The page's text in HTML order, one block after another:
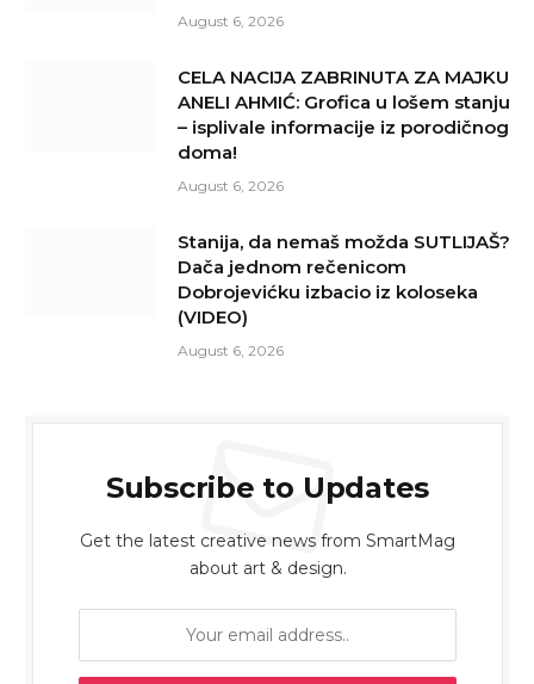
August 6, 2026
CELA NACIJA ZABRINUTA ZA MAJKU
ANELI AHMIĆ: Grofica u lošem stanju
– isplivale informacije iz porodičnog
doma!
August 6, 2026
Stanija, da nemaš možda SUTLIJAŠ?
Dača jednom rečenicom
Dobrojevićku izbacio iz koloseka
(VIDEO)
August 6, 2026
Subscribe to Updates
Get the latest creative news from SmartMag
about art & design.